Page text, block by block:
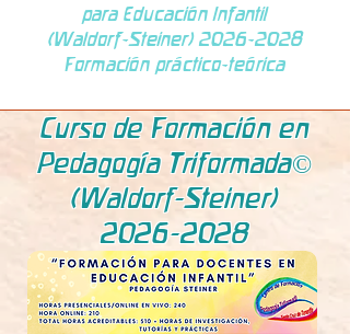
para Educación Infantil
(Waldorf-Steiner) 2026-2028
Formación práctico-teórica
Curso de Formación en
Pedagogía Triformada©
(Waldorf-Steiner)
2026-2028